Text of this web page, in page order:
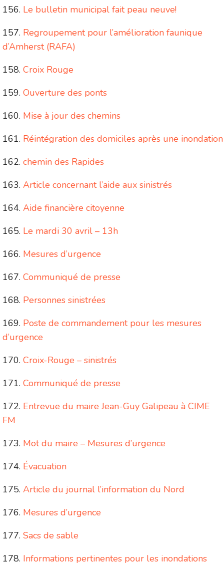
Le bulletin municipal fait peau neuve!
Regroupement pour l’amélioration faunique
d’Amherst (RAFA)
Croix Rouge
Ouverture des ponts
Mise à jour des chemins
Réintégration des domiciles après une inondation
chemin des Rapides
Article concernant l’aide aux sinistrés
Aide financière citoyenne
Le mardi 30 avril – 13h
Mesures d’urgence
Communiqué de presse
Personnes sinistrées
Poste de commandement pour les mesures
d’urgence
Croix-Rouge – sinistrés
Communiqué de presse
Entrevue du maire Jean-Guy Galipeau à CIME
FM
Mot du maire – Mesures d’urgence
Évacuation
Article du journal l’information du Nord
Mesures d’urgence
Sacs de sable
Informations pertinentes pour les inondations